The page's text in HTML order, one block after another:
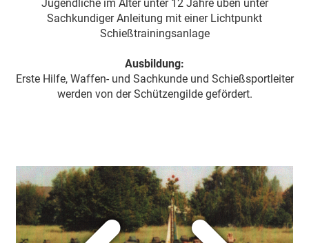
Jugendliche im Alter unter 12 Jahre üben unter
Sachkundiger Anleitung mit einer Lichtpunkt
Schießtrainingsanlage
Ausbildung:
Erste Hilfe, Waffen- und Sachkunde und Schießsportleiter
werden von der Schützengilde gefördert.